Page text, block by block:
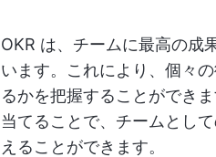
OKR は、チームに最高の成
います。これにより、個々
るかを把握することができ
当てることで、チームとし
えることができます。